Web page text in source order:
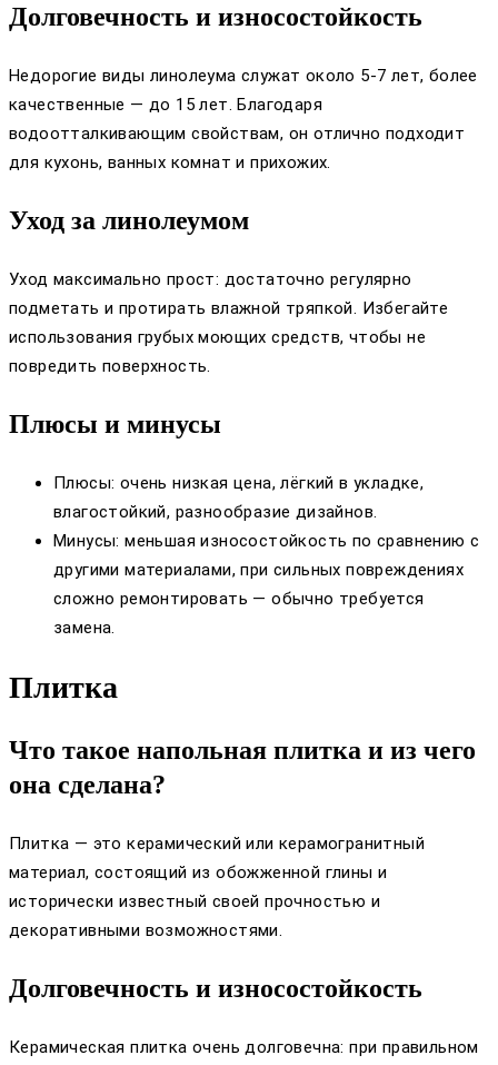
Долговечность и износостойкость
Недорогие виды линолеума служат около 5-7 лет, более
качественные — до 15 лет. Благодаря
водоотталкивающим свойствам, он отлично подходит
для кухонь, ванных комнат и прихожих.
Уход за линолеумом
Уход максимально прост: достаточно регулярно
подметать и протирать влажной тряпкой. Избегайте
использования грубых моющих средств, чтобы не
повредить поверхность.
Плюсы и минусы
Плюсы: очень низкая цена, лёгкий в укладке,
влагостойкий, разнообразие дизайнов.
Минусы: меньшая износостойкость по сравнению с
другими материалами, при сильных повреждениях
сложно ремонтировать — обычно требуется
замена.
Плитка
Что такое напольная плитка и из чего
она сделана?
Плитка — это керамический или керамогранитный
материал, состоящий из обожженной глины и
исторически известный своей прочностью и
декоративными возможностями.
Долговечность и износостойкость
Керамическая плитка очень долговечна: при правильном